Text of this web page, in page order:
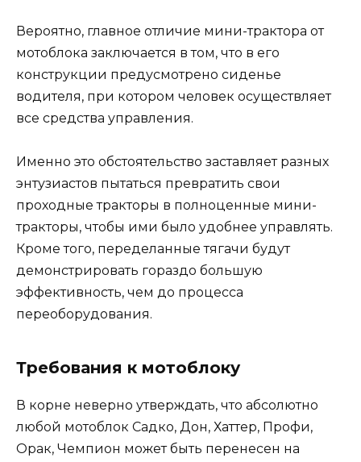
Вероятно, главное отличие мини-трактора от
мотоблока заключается в том, что в его
конструкции предусмотрено сиденье
водителя, при котором человек осуществляет
все средства управления.
Именно это обстоятельство заставляет разных
энтузиастов пытаться превратить свои
проходные тракторы в полноценные мини-
тракторы, чтобы ими было удобнее управлять.
Кроме того, переделанные тягачи будут
демонстрировать гораздо большую
эффективность, чем до процесса
переоборудования.
Требования к мотоблоку
В корне неверно утверждать, что абсолютно
любой мотоблок Садко, Дон, Хаттер, Профи,
Орак, Чемпион может быть перенесен на